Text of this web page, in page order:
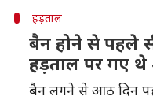
हड़ताल
बैन होने से पहले
हड़ताल पर गए थे
बैन लगने से आठ दिन